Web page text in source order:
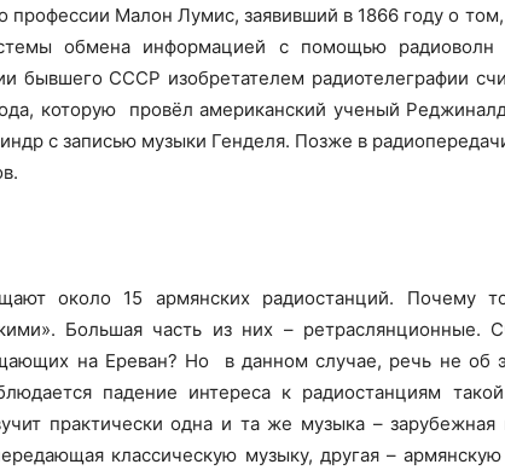
Малон Лумис, заявивший в 1866 году о
обмена информацией с помощью радиоволн
бывшего СССР изобретателем радиотелеграфии
которую провёл американский ученый
с записью музыки Генделя. Позже в
около 15 армянских радиостанций. Почему
Большая часть из них – ретраслянционные.
на Ереван? Но в данном случае, речь не об
падение интереса к радиостанциям
практически одна и та же музыка –
классическую музыку, другая –